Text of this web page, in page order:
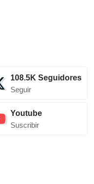
108.5K Seguidores
Seguir
Youtube
Suscribir